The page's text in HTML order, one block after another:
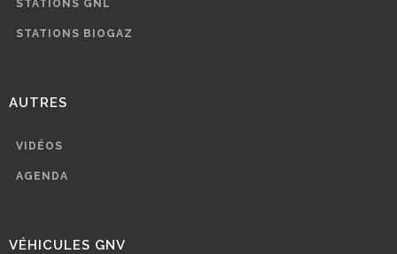
STATIONS GNL
STATIONS BIOGAZ
AUTRES
VIDÉOS
AGENDA
VÉHICULES GNV